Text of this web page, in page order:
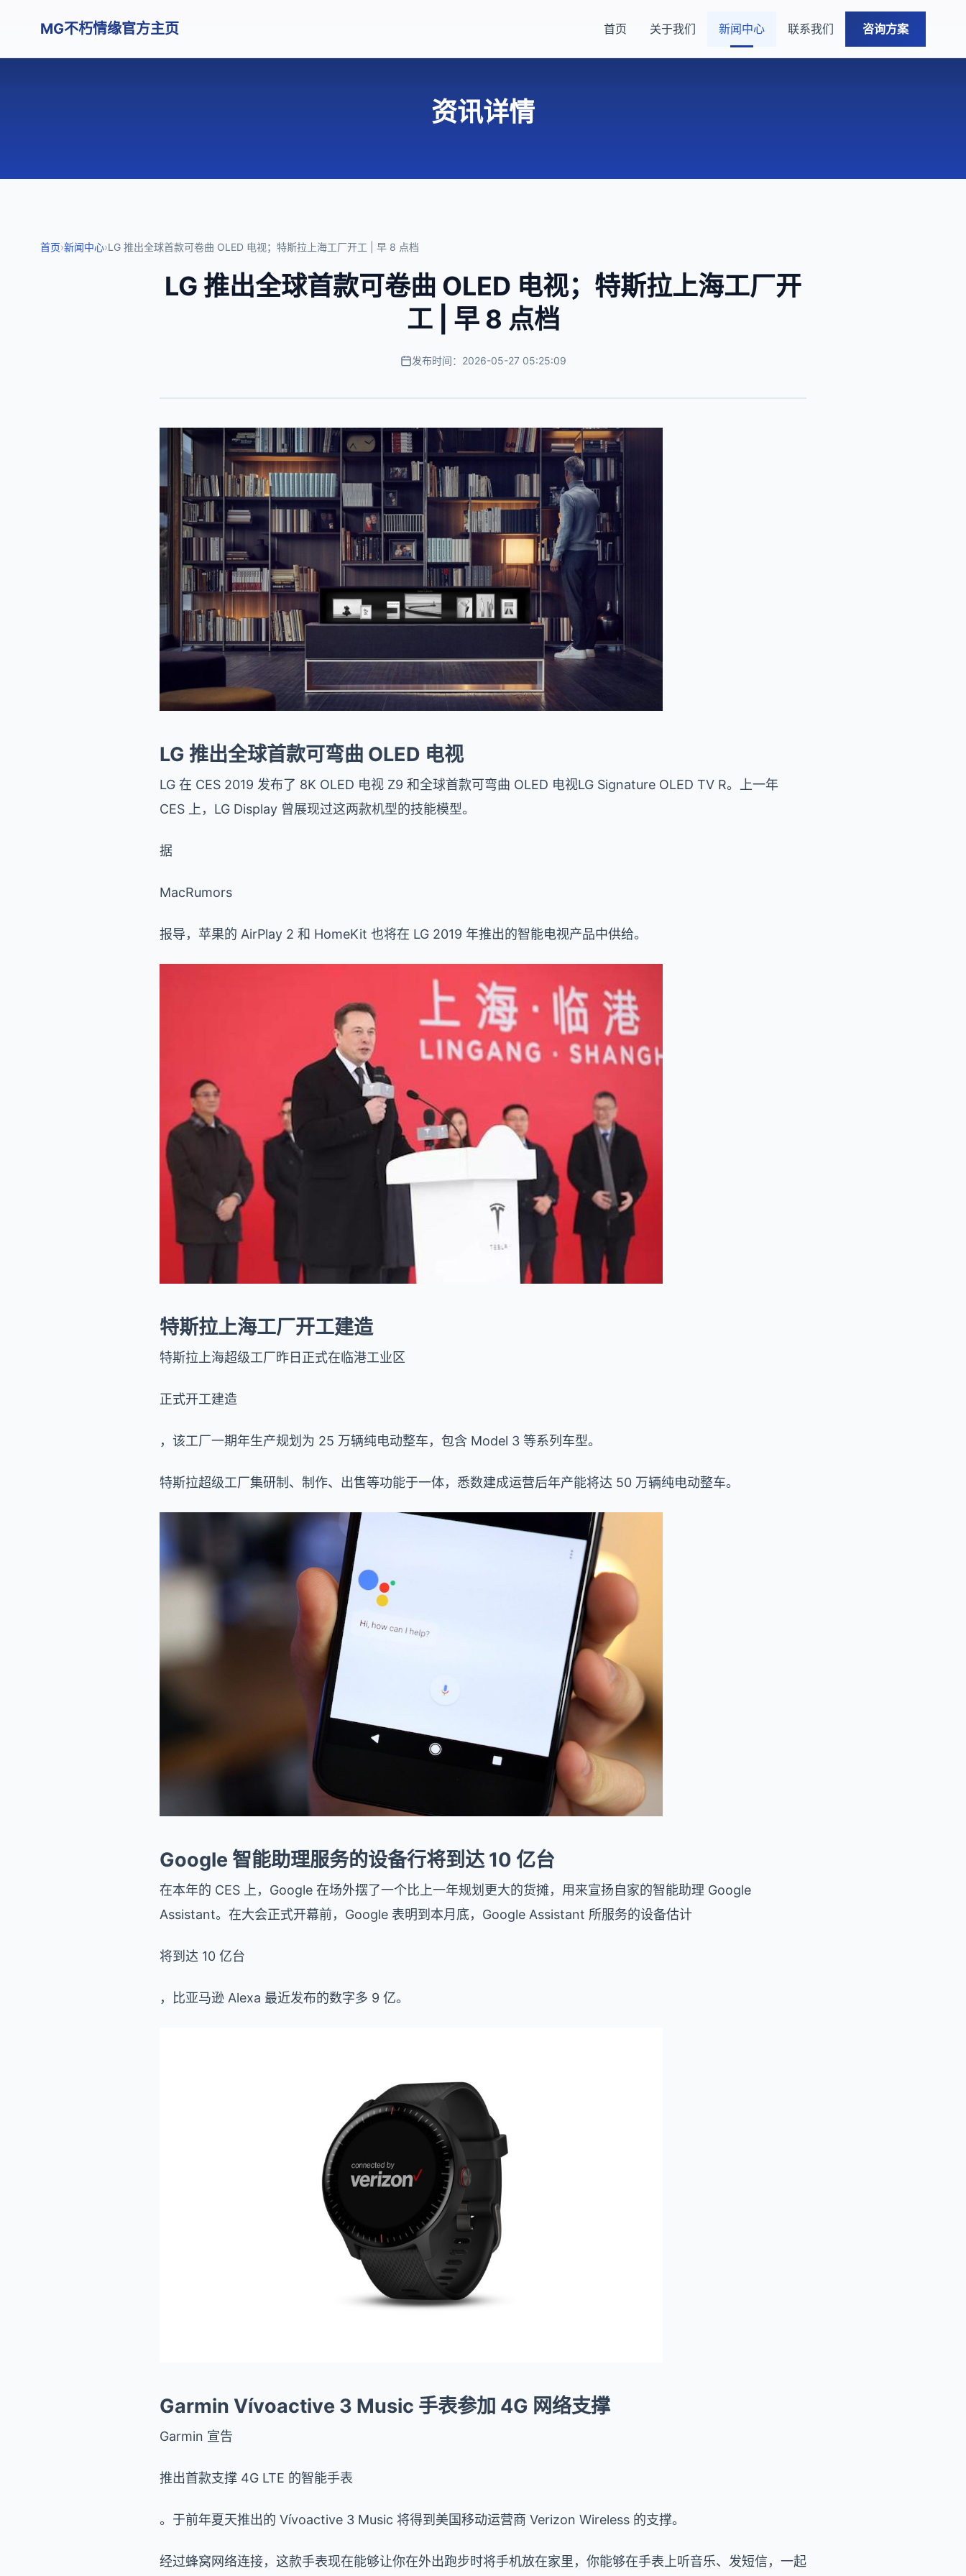
MG不朽情缘官方主页 首页 关于我们 新闻中心 联系我们 咨询方案
资讯详情
首页›新闻中心›LG 推出全球首款可卷曲 OLED 电视；特斯拉上海工厂开工 | 早 8 点档
LG 推出全球首款可卷曲 OLED 电视；特斯拉上海工厂开
工 | 早 8 点档
发布时间：2026-05-27 05:25:09
LG 推出全球首款可弯曲 OLED 电视
LG 在 CES 2019 发布了 8K OLED 电视 Z9 和全球首款可弯曲 OLED 电视LG Signature OLED TV R。上一年
CES 上，LG Display 曾展现过这两款机型的技能模型。
据
MacRumors
报导，苹果的 AirPlay 2 和 HomeKit 也将在 LG 2019 年推出的智能电视产品中供给。
特斯拉上海工厂开工建造
特斯拉上海超级工厂昨日正式在临港工业区
正式开工建造
，该工厂一期年生产规划为 25 万辆纯电动整车，包含 Model 3 等系列车型。
特斯拉超级工厂集研制、制作、出售等功能于一体，悉数建成运营后年产能将达 50 万辆纯电动整车。
Google 智能助理服务的设备行将到达 10 亿台
在本年的 CES 上，Google 在场外摆了一个比上一年规划更大的货摊，用来宣扬自家的智能助理 Google
Assistant。在大会正式开幕前，Google 表明到本月底，Google Assistant 所服务的设备估计
将到达 10 亿台
，比亚马逊 Alexa 最近发布的数字多 9 亿。
Garmin Vívoactive 3 Music 手表参加 4G 网络支撑
Garmin 宣告
推出首款支撑 4G LTE 的智能手表
。于前年夏天推出的 Vívoactive 3 Music 将得到美国移动运营商 Verizon Wireless 的支撑。
经过蜂窝网络连接，这款手表现在能够让你在外出跑步时将手机放在家里，你能够在手表上听音乐、发短信，一起